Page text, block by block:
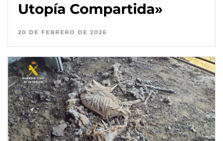
Utopía Compartida»
20 DE FEBRERO DE 2026